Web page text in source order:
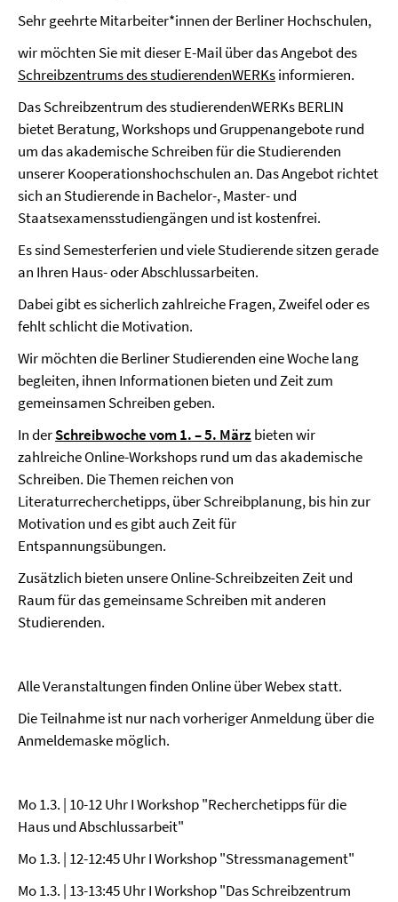
Sehr geehrte Mitarbeiter*innen der Berliner Hochschulen,
wir möchten Sie mit dieser E-Mail über das Angebot des
Schreibzentrums des studierendenWERKsinformieren.
Das Schreibzentrum des studierendenWERKs BERLIN
bietet Beratung, Workshops und Gruppenangebote rund
um das akademische Schreiben für die Studierenden
unserer Kooperationshochschulen an. Das Angebot richtet
sich an Studierende in Bachelor-, Master- und
Staatsexamensstudiengängen und ist kostenfrei.
Es sind Semesterferien und viele Studierende sitzen gerade
an Ihren Haus- oder Abschlussarbeiten.
Dabei gibt es sicherlich zahlreiche Fragen, Zweifel oder es
fehlt schlicht die Motivation.
Wir möchten die Berliner Studierenden eine Woche lang
begleiten, ihnen Informationen bieten und Zeit zum
gemeinsamen Schreiben geben.
In derSchreibwoche vom 1. – 5. Märzbieten wir
zahlreiche Online-Workshops rund um das akademische
Schreiben. Die Themen reichen von
Literaturrecherchetipps, über Schreibplanung, bis hin zur
Motivation und es gibt auch Zeit für
Entspannungsübungen.
Zusätzlich bieten unsere Online-Schreibzeiten Zeit und
Raum für das gemeinsame Schreiben mit anderen
Studierenden.
Alle Veranstaltungen finden Online über Webex statt.
Die Teilnahme ist nur nach vorheriger Anmeldung über die
Anmeldemaske möglich.
Mo 1.3. | 10-12 Uhr I Workshop "Recherchetipps für die
Haus und Abschlussarbeit"
Mo 1.3. | 12-12:45 Uhr I Workshop "Stressmanagement"
Mo 1.3. | 13-13:45 Uhr I Workshop "Das Schreibzentrum